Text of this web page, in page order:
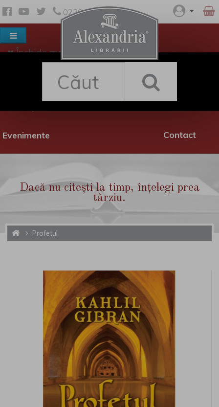
0230 530 342
Închide meniul
Evenimente
Rețea librării
Contact
Dacă nu citești la timp, înțelegi prea
târziu.
Profetul